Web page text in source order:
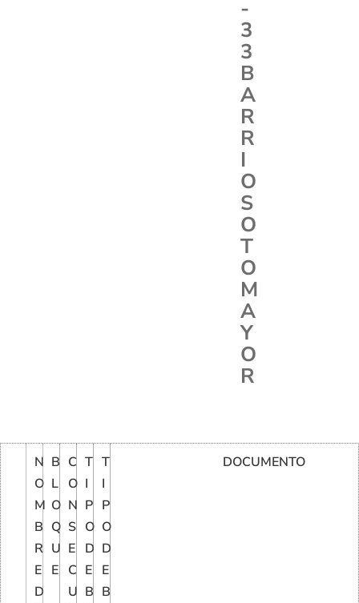
-
3
3
B
A
R
R
I
O
S
O
T
O
M
A
Y
O
R
N
O
M
B
R
E
D
B
L
O
Q
U
E
C
O
N
S
E
C
U
T
I
P
O
D
E
B
T
I
P
O
D
E
B
DOCUMENTO